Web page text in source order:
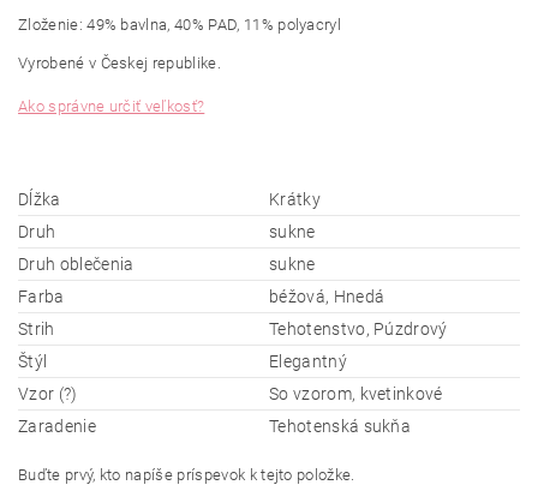
Zloženie: 49% bavlna, 40% PAD, 11% polyacryl
Vyrobené v Českej republike.
Ako správne určiť veľkosť?
Dĺžka
Krátky
Druh
sukne
Druh oblečenia
sukne
Farba
béžová, Hnedá
Strih
Tehotenstvo, Púzdrový
Štýl
Elegantný
Vzor (?)
So vzorom, kvetinkové
Zaradenie
Tehotenská sukňa
Buďte prvý, kto napíše príspevok k tejto položke.